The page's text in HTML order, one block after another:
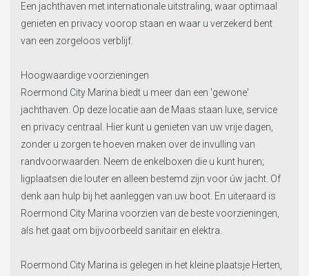
Een jachthaven met internationale uitstraling, waar optimaal
genieten en privacy voorop staan en waar u verzekerd bent
van een zorgeloos verblijf.
Hoogwaardige voorzieningen
Roermond City Marina biedt u meer dan een 'gewone'
jachthaven. Op deze locatie aan de Maas staan luxe, service
en privacy centraal. Hier kunt u genieten van uw vrije dagen,
zonder u zorgen te hoeven maken over de invulling van
randvoorwaarden. Neem de enkelboxen die u kunt huren;
ligplaatsen die louter en alleen bestemd zijn voor úw jacht. Of
denk aan hulp bij het aanleggen van uw boot. En uiteraard is
Roermond City Marina voorzien van de beste voorzieningen,
als het gaat om bijvoorbeeld sanitair en elektra.
Roermond City Marina is gelegen in het kleine plaatsje Herten,